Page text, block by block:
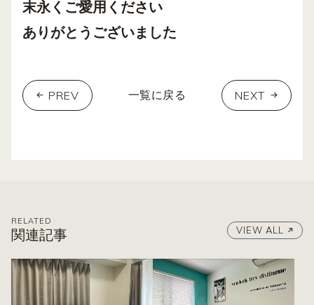
末永くご愛用ください
ありがとうございました
PREV 一覧に戻る NEXT
RELATED
関連記事 VIEW ALL